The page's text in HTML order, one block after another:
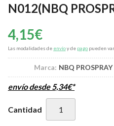
N012(NBQ
4,15€
Las modalidades de envíoy de pago pueden
Marca: NBQ
envío desde5,34€*
Cantidad